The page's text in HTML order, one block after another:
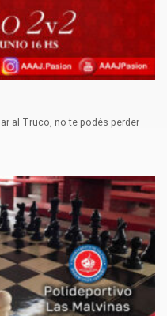
al Truco, no te podés perder